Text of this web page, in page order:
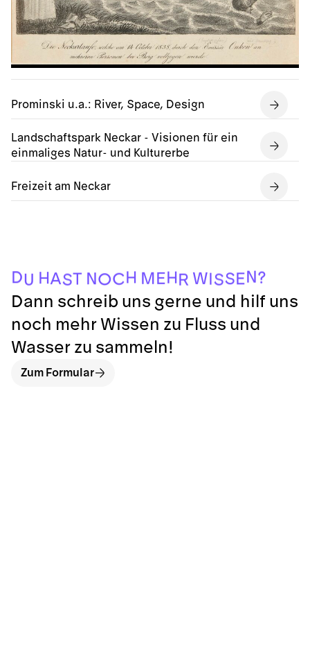
Prominski u.a.: River, Space, Design
Landschaftspark Neckar - Visionen für ein
einmaliges Natur- und Kulturerbe
Freizeit am Neckar
DU HAST NOCH M EHR WI SSEN?
Dann schreib uns gerne und hilf uns
noch mehr Wissen zu Fluss und
Wasser zu sammeln!
Zum Formular